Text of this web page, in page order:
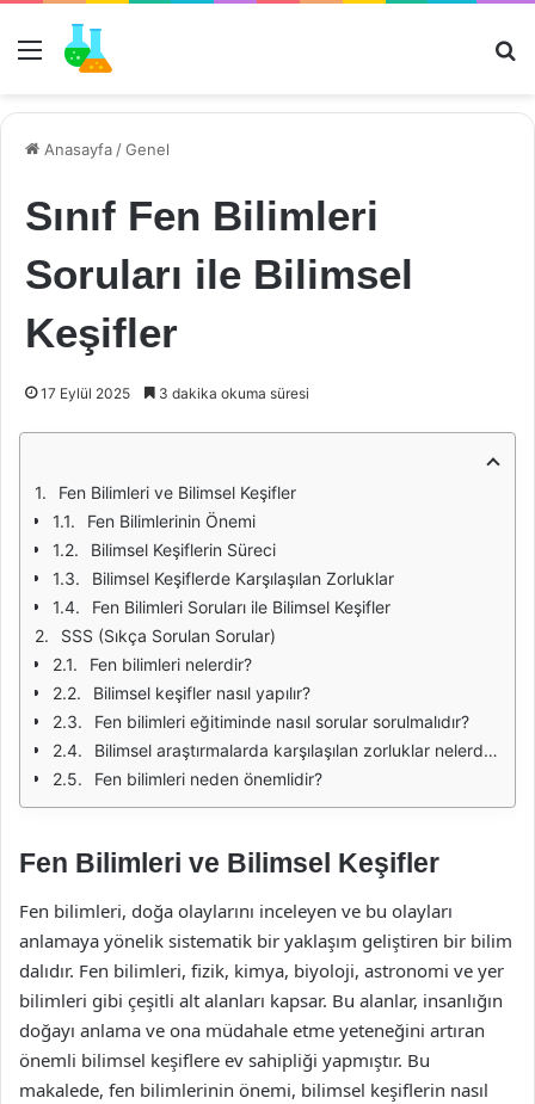
Menü
Anasayfa /Genel
Sınıf Fen Bilimleri
Soruları ile Bilimsel
Keşifler
17 Eylül 2025 3 dakika okuma süresi
Fen Bilimleri ve Bilimsel Keşifler
Fen Bilimlerinin Önemi
Bilimsel Keşiflerin Süreci
Bilimsel Keşiflerde Karşılaşılan Zorluklar
Fen Bilimleri Soruları ile Bilimsel Keşifler
SSS (Sıkça Sorulan Sorular)
Fen bilimleri nelerdir?
Bilimsel keşifler nasıl yapılır?
Fen bilimleri eğitiminde nasıl sorular sorulmalıdır?
Bilimsel araştırmalarda karşılaşılan zorluklar nelerdir?
Fen bilimleri neden önemlidir?
Fen Bilimleri ve Bilimsel Keşifler
Fen bilimleri, doğa olaylarını inceleyen ve bu olayları
anlamaya yönelik sistematik bir yaklaşım geliştiren bir bilim
dalıdır. Fen bilimleri, fizik, kimya, biyoloji, astronomi ve yer
bilimleri gibi çeşitli alt alanları kapsar. Bu alanlar, insanlığın
doğayı anlama ve ona müdahale etme yeteneğini artıran
önemli bilimsel keşiflere ev sahipliği yapmıştır. Bu
makalede, fen bilimlerinin önemi, bilimsel keşiflerin nasıl